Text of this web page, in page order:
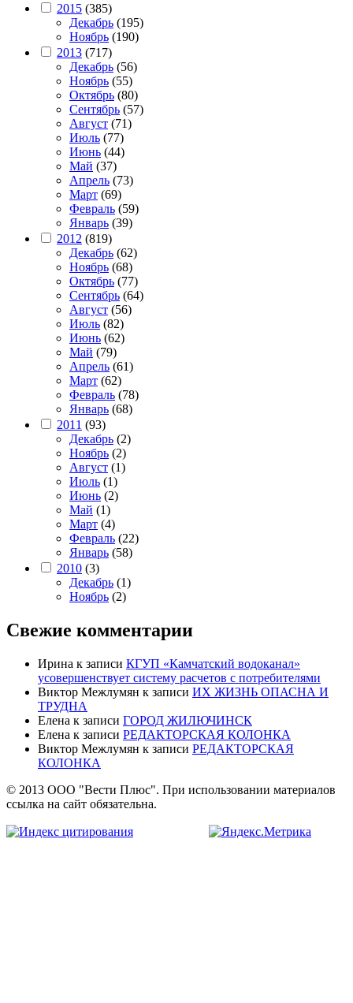
2015 (385)
Декабрь (195)
Ноябрь (190)
2013 (717)
Декабрь (56)
Ноябрь (55)
Октябрь (80)
Сентябрь (57)
Август (71)
Июль (77)
Июнь (44)
Май (37)
Апрель (73)
Март (69)
Февраль (59)
Январь (39)
2012 (819)
Декабрь (62)
Ноябрь (68)
Октябрь (77)
Сентябрь (64)
Август (56)
Июль (82)
Июнь (62)
Май (79)
Апрель (61)
Март (62)
Февраль (78)
Январь (68)
2011 (93)
Декабрь (2)
Ноябрь (2)
Август (1)
Июль (1)
Июнь (2)
Май (1)
Март (4)
Февраль (22)
Январь (58)
2010 (3)
Декабрь (1)
Ноябрь (2)
Свежие комментарии
Ирина к записи КГУП «Камчатский водоканал»
усовершенствует систему расчетов с потребителями
Виктор Межлумян к записи ИХ ЖИЗНЬ ОПАСНА И
ТРУДНА
Елена к записи ГОРОД ЖИЛЮЧИНСК
Елена к записи РЕДАКТОРСКАЯ КОЛОНКА
Виктор Межлумян к записи РЕДАКТОРСКАЯ
КОЛОНКА
© 2013 ООО "Вести Плюс". При использовании материалов
ссылка на сайт обязательна.